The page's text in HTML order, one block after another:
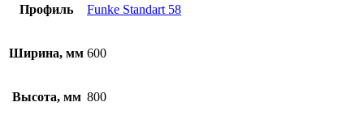
Профиль Funke Standart 58
Ширина, мм 600
Высота, мм 800